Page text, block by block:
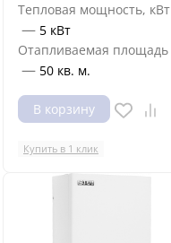
Тепловая мощность, кВт
— 5 кВт
Отапливаемая площадь
— 50 кв. м.
В корзину
Купить в 1 клик